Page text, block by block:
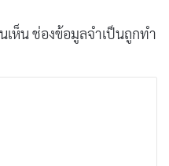
เห็นช่องข้อมูลจำเป็นถูกทำ